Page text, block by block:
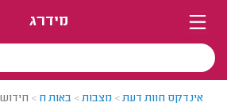
מידרג
אינדקס חוות דעת> מצבות> באות ח >